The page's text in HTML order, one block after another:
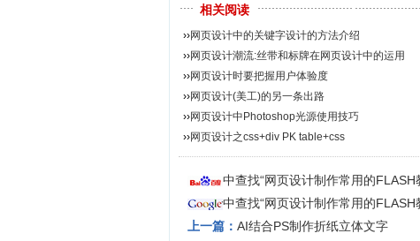
相关阅读
››网页设计中的关键字设计的方法介绍
››网页设计潮流:丝带和标牌在网页设计中的运用
››网页设计时要把握用户体验度
››网页设计(美工)的另一条出路
››网页设计中Photoshop光源使用技巧
››网页设计之css+div PK table+css
中查找“网页设计制作常用的
中查找“网页设计制作常用的
上一篇： AI结合PS制作折纸立体文字